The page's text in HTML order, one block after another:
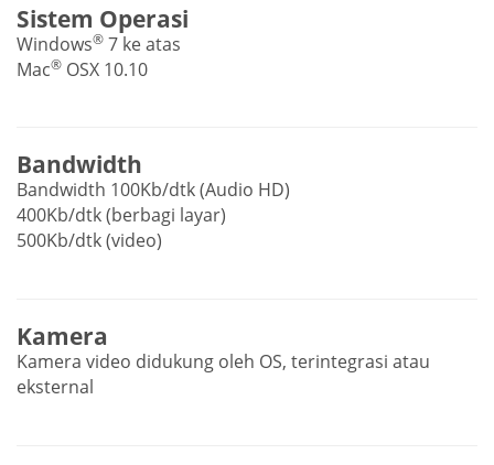
Sistem Operasi
Windows® 7 ke atas
Mac® OSX 10.10
Bandwidth
Bandwidth 100Kb/dtk (Audio HD)
400Kb/dtk (berbagi layar)
500Kb/dtk (video)
Kamera
Kamera video didukung oleh OS, terintegrasi atau
eksternal